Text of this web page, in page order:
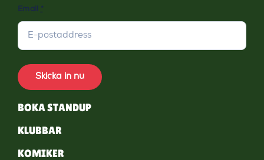
Email *
Skicka in nu
BOKA STANDUP
KLUBBAR
KOMIKER